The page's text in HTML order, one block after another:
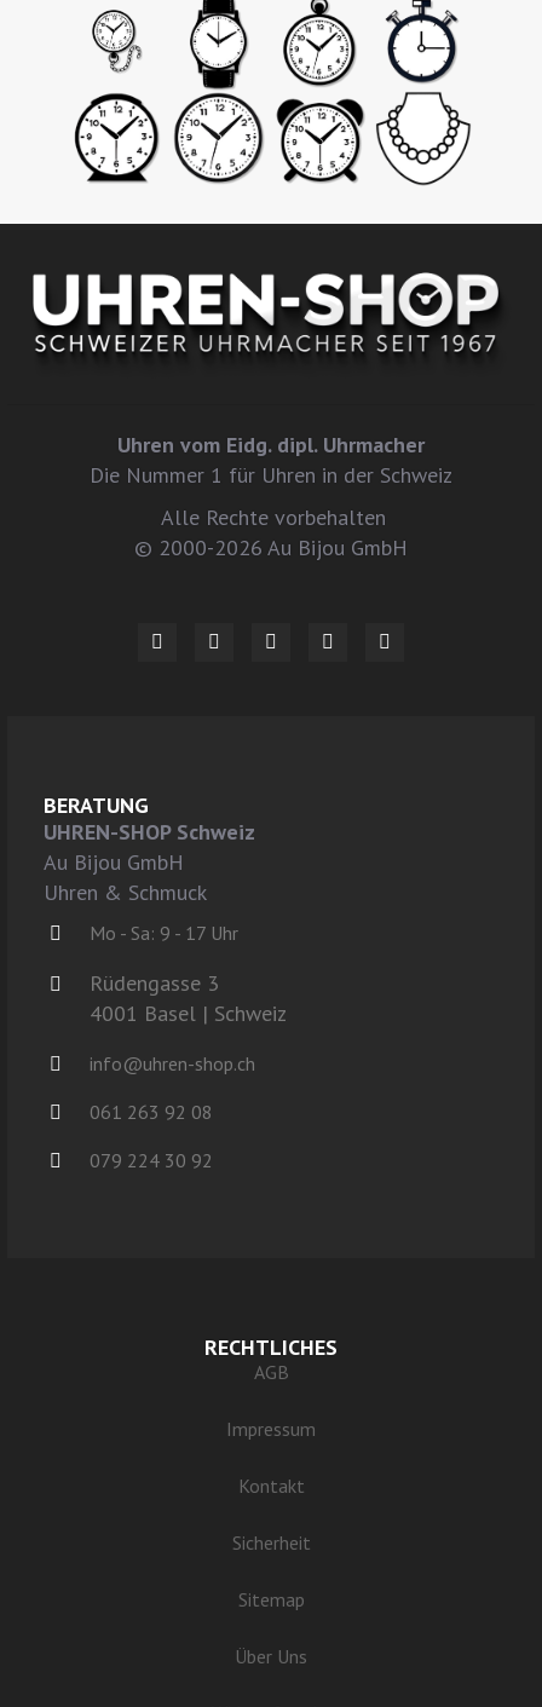
Uhren vom Eidg. dipl. Uhrmacher
Die Nummer 1 für Uhren in der Schweiz
Alle Rechte vorbehalten
© 2000-2026 Au Bijou GmbH
BERATUNG
UHREN-SHOP Schweiz
Au Bijou GmbH
Uhren & Schmuck
Mo - Sa: 9 - 17 Uhr
Rüdengasse 3
4001 Basel | Schweiz
info@uhren-shop.ch
061 263 92 08
079 224 30 92
RECHTLICHES
AGB
Impressum
Kontakt
Sicherheit
Sitemap
Über Uns